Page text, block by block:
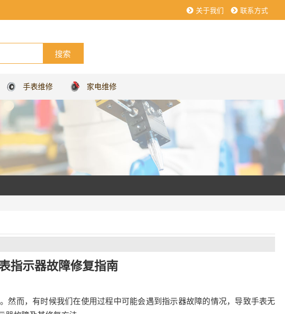
关于我们 联系方式
手表维修 家电维修
指示器故障修复指南
然而，有时候我们在使用过程中可能会遇到指示器故障的情况，导致手表无